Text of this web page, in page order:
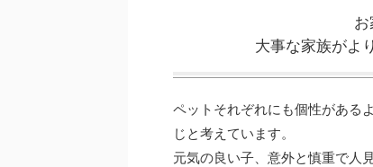
大事な家族がよ
ペットそれぞれにも個性がある
じと考えています。
元気の良い子、意外と慎重で人